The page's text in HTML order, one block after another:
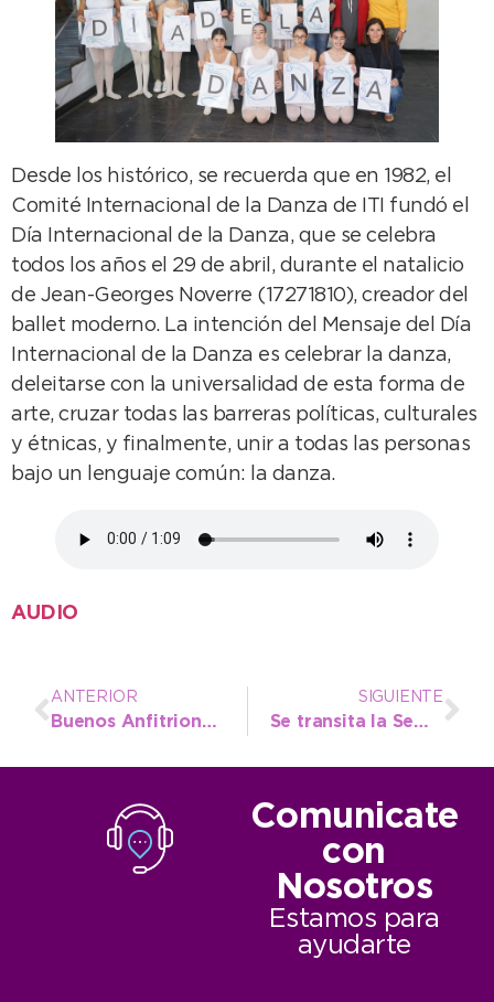
Desde los histórico, se recuerda que en 1982, el
Comité Internacional de la Danza de ITI fundó el
Día Internacional de la Danza, que se celebra
todos los años el 29 de abril, durante el natalicio
de Jean-Georges Noverre (17271810), creador del
ballet moderno. La intención del Mensaje del Día
Internacional de la Danza es celebrar la danza,
deleitarse con la universalidad de esta forma de
arte, cruzar todas las barreras políticas, culturales
y étnicas, y finalmente, unir a todas las personas
bajo un lenguaje común: la danza.
AUDIO
ANTERIOR
Buenos Anfitriones va por su tercer año e invita a los más chicos a descubrir los secretos de la ciudad
SIGUIENTE
Se transita la Semana de la Vacunación en las Américas y se invita a concurrir a los CAPS
Comunicate
con
Nosotros
Estamos para
ayudarte